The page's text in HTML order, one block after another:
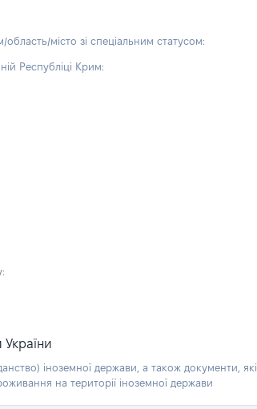
місто зі спеціальним статусом:
Республіці Крим:
України
іноземної держави, а також документи, які
на території іноземної держави